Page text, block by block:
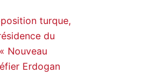
Amitiés kurdes de Bretagne
turque,
du
Nouveau
Erdogan